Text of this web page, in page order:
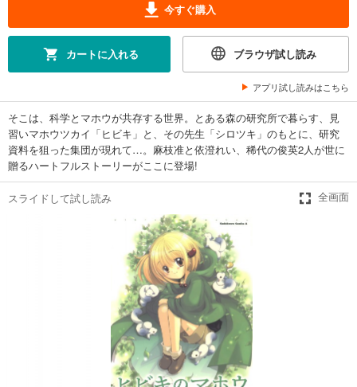
今すぐ購入
カートに入れる ブラウザ試し読み
アプリ試し読みはこちら
そこは、科学とマホウが共存する世界。とある森の研究所で暮らす、見
習いマホウツカイ「ヒビキ」と、その先生「シロツキ」のもとに、研究
資料を狙った集団が現れて…。麻枝准と依澄れい、稀代の俊英2人が世に
贈るハートフルストーリーがここに登場!
スライドして試し読み 全画面